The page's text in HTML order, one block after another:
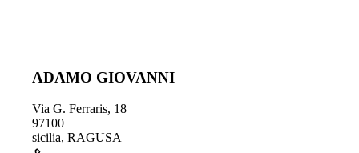
ADAMO GIOVANNI
Via G. Ferraris, 18
97100
sicilia, RAGUSA